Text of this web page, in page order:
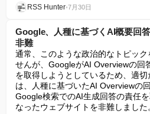
RSS Hunter•7月30日
Google、人種に基づくAI概要回
非難
通常、このような政治的なトピッ
せんが、GoogleがAI Overviewの回
を取得しようとしているため、適
は、人種に基づいたAI Overviewの
Google検索でのAI生成回答の責任
なったウェブサイトを非難しました